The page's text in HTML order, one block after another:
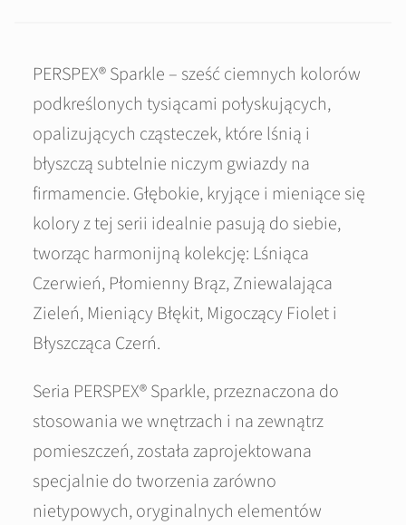
PERSPEX® Sparkle – sześć ciemnych kolorów
podkreślonych tysiącami połyskujących,
opalizujących cząsteczek, które lśnią i
błyszczą subtelnie niczym gwiazdy na
firmamencie. Głębokie, kryjące i mieniące się
kolory z tej serii idealnie pasują do siebie,
tworząc harmonijną kolekcję: Lśniąca
Czerwień, Płomienny Brąz, Zniewalająca
Zieleń, Mieniący Błękit, Migoczący Fiolet i
Błyszcząca Czerń.
Seria PERSPEX® Sparkle, przeznaczona do
stosowania we wnętrzach i na zewnątrz
pomieszczeń, została zaprojektowana
specjalnie do tworzenia zarówno
nietypowych, oryginalnych elementów